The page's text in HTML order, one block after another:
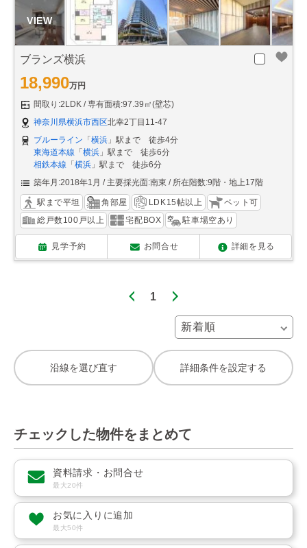
ブランズ横浜
18,990万円
間取り:2LDK
専有面積:97.39㎡(壁芯)
神奈川県横浜市西区北幸2丁目11-47
ブルーライン 「 横浜 」駅まで 徒歩4分
東海道本線 「 横浜 」駅まで 徒歩6分
相鉄本線 「 横浜 」駅まで 徒歩6分
築年月:2018年1月
主要採光面:南東 所在階数:9階・地上17階
駅まで平坦 角部屋 LDK15帖以上
ペット可
総戸数100戸以上
宅配BOX 駐車場空あり
見学予約 お問合せ 詳細を見る
1
沿線を選び直す 詳細条件を設定する
チェックした物件をまとめて
資料請求・お問合せ
最大20件
お気に入りに追加
最大50件